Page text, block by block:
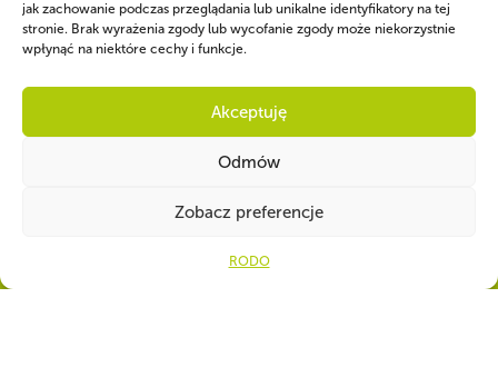
jak zachowanie podczas przeglądania lub unikalne identyfikatory na tej
stronie. Brak wyrażenia zgody lub wycofanie zgody może niekorzystnie
wpłynąć na niektóre cechy i funkcje.
Akceptuję
Odmów
Zobacz preferencje
RODO
WSPÓLNIE DLA HARCERSKIEJ MISJI